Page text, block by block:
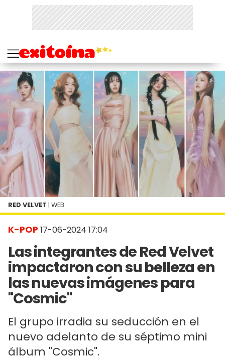
K-POP 17-06-2024 17:04
Las integrantes de Red Velvet
impactaron con su belleza en
las nuevas imágenes para
"Cosmic"
El grupo irradia su seducción en el
nuevo adelanto de su séptimo mini
álbum "Cosmic".
RED VELVET | WEB